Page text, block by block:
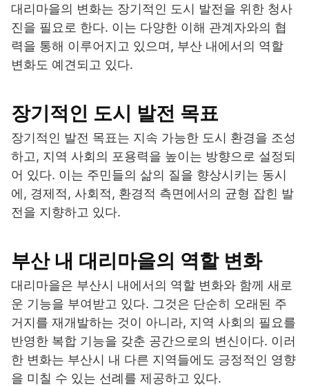
대리마을의 변화는 장기적인 도시 발전을 위한 청사
진을 필요로 한다. 이는 다양한 이해 관계자와의 협
력을 통해 이루어지고 있으며, 부산 내에서의 역할
변화도 예견되고 있다.
장기적인 도시 발전 목표
장기적인 발전 목표는 지속 가능한 도시 환경을 조성
하고, 지역 사회의 포용력을 높이는 방향으로 설정되
어 있다. 이는 주민들의 삶의 질을 향상시키는 동시
에, 경제적, 사회적, 환경적 측면에서의 균형 잡힌 발
전을 지향하고 있다.
부산 내 대리마을의 역할 변화
대리마을은 부산시 내에서의 역할 변화와 함께 새로
운 기능을 부여받고 있다. 그것은 단순히 오래된 주
거지를 재개발하는 것이 아니라, 지역 사회의 필요를
반영한 복합 기능을 갖춘 공간으로의 변신이다. 이러
한 변화는 부산시 내 다른 지역들에도 긍정적인 영향
을 미칠 수 있는 선례를 제공하고 있다.